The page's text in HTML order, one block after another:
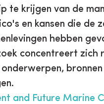
te krijgen van de
en kansen die de
hebben
concentreert zich
bronnen
and Future Marine